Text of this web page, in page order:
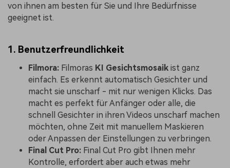
von ihnen am besten für Sie und Ihre Bedürfnisse
geeignet ist.
1. Benutzerfreundlichkeit
Filmora: Filmoras KI Gesichtsmosaik ist ganz
einfach. Es erkennt automatisch Gesichter und
macht sie unscharf - mit nur wenigen Klicks. Das
macht es perfekt für Anfänger oder alle, die
schnell Gesichter in ihren Videos unscharf machen
möchten, ohne Zeit mit manuellem Maskieren
oder Anpassen der Einstellungen zu verbringen.
Final Cut Pro: Final Cut Pro gibt Ihnen mehr
Kontrolle, erfordert aber auch etwas mehr